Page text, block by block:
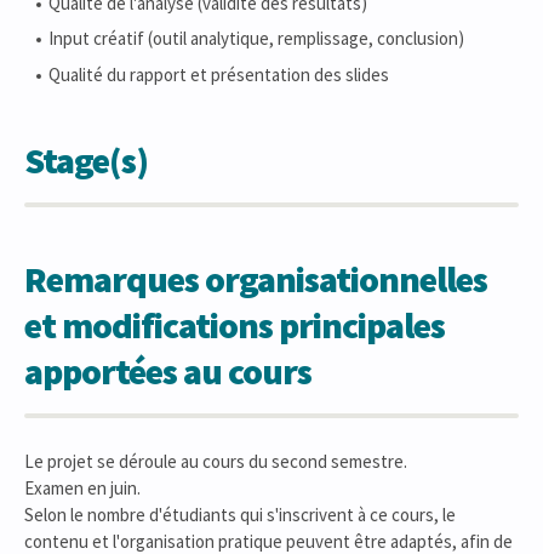
Input créatif (outil analytique, remplissage, conclusion)
Qualité du rapport et présentation des slides
Stage(s)
Remarques organisationnelles
et modifications principales
apportées au cours
Le projet se déroule au cours du second semestre.
Examen en juin.
Selon le nombre d'étudiants qui s'inscrivent à ce cours, le
contenu et l'organisation pratique peuvent être adaptés, afin de